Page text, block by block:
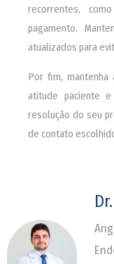
recorrentes,
pagamento.
atualizados para
Por fim, mantenha
atitude paciente
resolução do seu
de contato